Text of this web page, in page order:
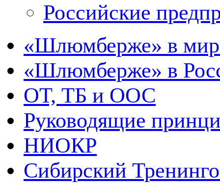
Российские
«Шлюмберже» в
«Шлюмберже» в
ОТ, ТБ и ООС
Руководящие
НИОКР
Сибирский